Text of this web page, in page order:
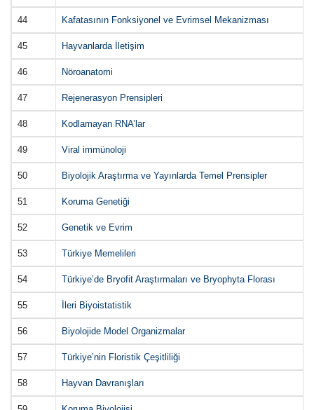
44 Kafatasının Fonksiyonel ve Evrimsel Mekanizması
45 Hayvanlarda İletişim
46 Nöroanatomi
47 Rejenerasyon Prensipleri
48 Kodlamayan RNA’lar
49 Viral immünoloji
50 Biyolojik Araştırma ve Yayınlarda Temel Prensipler
51 Koruma Genetiği
52 Genetik ve Evrim
53 Türkiye Memelileri
54 Türkiye’de Bryofit Araştırmaları ve Bryophyta Florası
55 İleri Biyoistatistik
56 Biyolojide Model Organizmalar
57 Türkiye’nin Floristik Çeşitliliği
58 Hayvan Davranışları